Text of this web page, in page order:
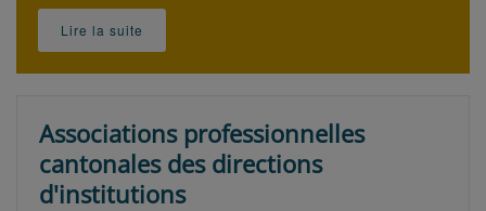
Lire la suite
Associations professionnelles
cantonales des directions
d'institutions